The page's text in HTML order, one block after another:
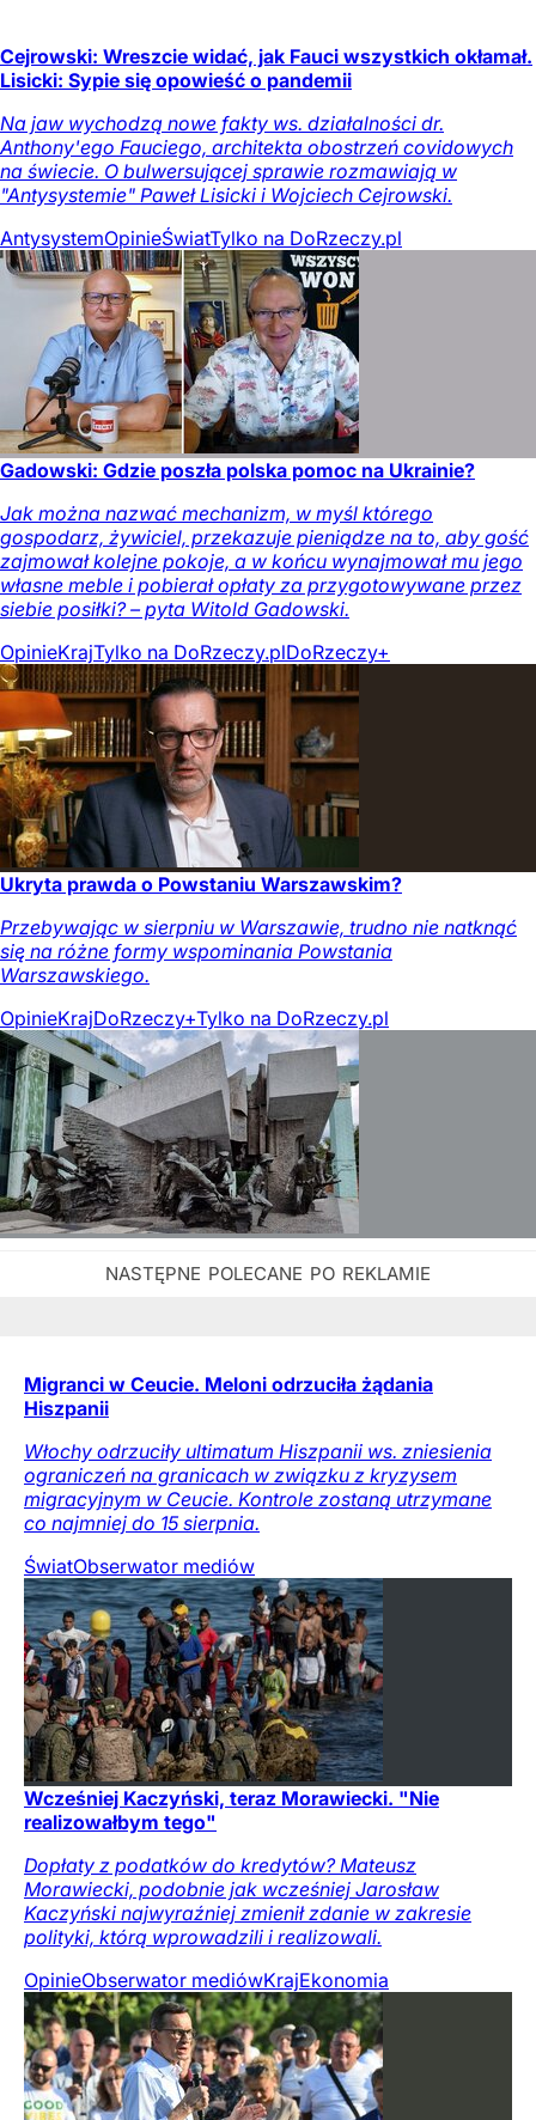
Cejrowski: Wreszcie widać, jak Fauci wszystkich okłamał.
Lisicki: Sypie się opowieść o pandemii
Na jaw wychodzą nowe fakty ws. działalności dr.
Anthony'ego Fauciego, architekta obostrzeń covidowych
na świecie. O bulwersującej sprawie rozmawiają w
"Antysystemie" Paweł Lisicki i Wojciech Cejrowski.
AntysystemOpinieŚwiatTylko na DoRzeczy.pl
Gadowski: Gdzie poszła polska pomoc na Ukrainie?
Jak można nazwać mechanizm, w myśl którego
gospodarz, żywiciel, przekazuje pieniądze na to, aby gość
zajmował kolejne pokoje, a w końcu wynajmował mu jego
własne meble i pobierał opłaty za przygotowywane przez
siebie posiłki? – pyta Witold Gadowski.
OpinieKrajTylko na DoRzeczy.plDoRzeczy+
Ukryta prawda o Powstaniu Warszawskim?
Przebywając w sierpniu w Warszawie, trudno nie natknąć
się na różne formy wspominania Powstania
Warszawskiego.
OpinieKrajDoRzeczy+Tylko na DoRzeczy.pl
Migranci w Ceucie. Meloni odrzuciła żądania
Hiszpanii
Włochy odrzuciły ultimatum Hiszpanii ws. zniesienia
ograniczeń na granicach w związku z kryzysem
migracyjnym w Ceucie. Kontrole zostaną utrzymane
co najmniej do 15 sierpnia.
ŚwiatObserwator mediów
Wcześniej Kaczyński, teraz Morawiecki. "Nie
realizowałbym tego"
Dopłaty z podatków do kredytów? Mateusz
Morawiecki, podobnie jak wcześniej Jarosław
Kaczyński najwyraźniej zmienił zdanie w zakresie
polityki, którą wprowadzili i realizowali.
OpinieObserwator mediówKrajEkonomia